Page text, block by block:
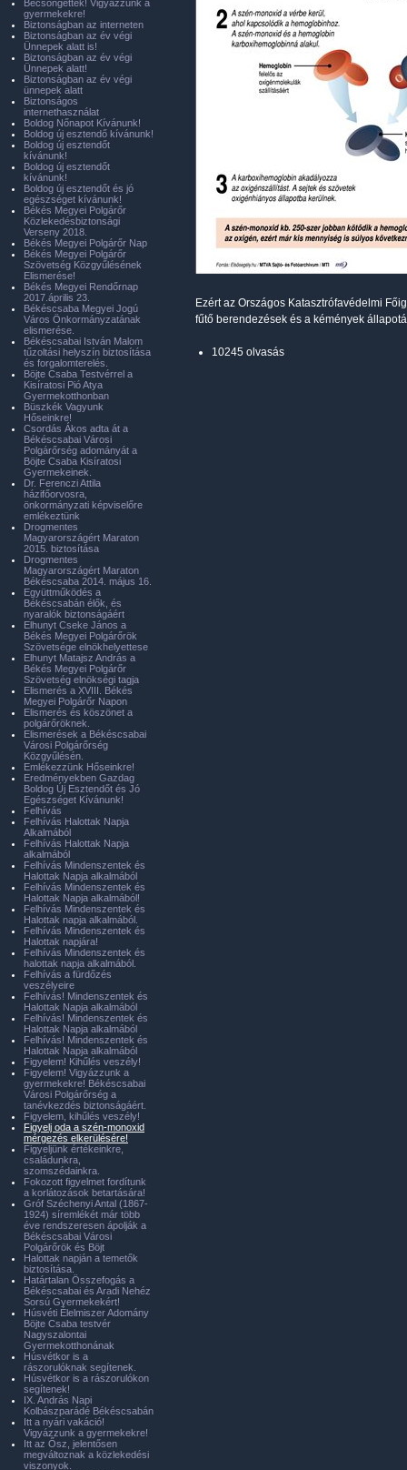
Ezért az Országos Katasztrófavédelmi
fűtő berendezések és a kémények
10245 olvasás
Becsöngettek! Vigyázzunk a
gyermekekre!
Biztonságban az interneten
Biztonságban az év végi
Ünnepek alatt is!
Biztonságban az év végi
Ünnepek alatt!
Biztonságban az év végi
ünnepek alatt
Biztonságos
internethasználat
Boldog Nőnapot Kívánunk!
Boldog új esztendő kívánunk!
Boldog új esztendőt
kívánunk!
Boldog új esztendőt
kívánunk!
Boldog új esztendőt és jó
egészséget kívánunk!
Békés Megyei Polgárőr
Közlekedésbiztonsági
Verseny 2018.
Békés Megyei Polgárőr Nap
Békés Megyei Polgárőr
Szövetség Közgyűlésének
Elismerése!
Békés Megyei Rendőrnap
2017.április 23.
Békéscsaba Megyei Jogú
Város Önkormányzatának
elismerése.
Békéscsabai István Malom
tűzoltási helyszín biztosítása
és forgalomterelés.
Böjte Csaba Testvérrel a
Kisíratosi Pió Atya
Gyermekotthonban
Büszkék Vagyunk
Hőseinkre!
Csordás Ákos adta át a
Békéscsabai Városi
Polgárőrség adományát a
Böjte Csaba Kisíratosi
Gyermekeinek.
Dr. Ferenczi Attila
házifőorvosra,
önkormányzati képviselőre
emlékeztünk
Drogmentes
Magyarországért Maraton
2015. biztosítása
Drogmentes
Magyarországért Maraton
Békéscsaba 2014. május 16.
Együttműködés a
Békéscsabán élők, és
nyaralók biztonságáért
Elhunyt Cseke János a
Békés Megyei Polgárőrök
Szövetsége elnökhelyettese
Elhunyt Matajsz András a
Békés Megyei Polgárőr
Szövetség elnökségi tagja
Elismerés a XVIII. Békés
Megyei Polgárőr Napon
Elismerés és köszönet a
polgárőröknek.
Elismerések a Békéscsabai
Városi Polgárőrség
Közgyűlésén.
Emlékezzünk Hőseinkre!
Eredményekben Gazdag
Boldog Új Esztendőt és Jó
Egészséget Kívánunk!
Felhívás
Felhívás Halottak Napja
Alkalmából
Felhívás Halottak Napja
alkalmából
Felhívás Mindenszentek és
Halottak Napja alkalmából
Felhívás Mindenszentek és
Halottak Napja alkalmából!
Felhívás Mindenszentek és
Halottak napja alkalmából.
Felhívás Mindenszentek és
Halottak napjára!
Felhívás Mindenszentek és
halottak napja alkalmából.
Felhívás a fürdőzés
veszélyeire
Felhívás! Mindenszentek és
Halottak Napja alkalmából
Felhívás! Mindenszentek és
Halottak Napja alkalmából
Felhívás! Mindenszentek és
Halottak Napja alkalmából
Figyelem! Kihűlés veszély!
Figyelem! Vigyázzunk a
gyermekekre! Békéscsabai
Városi Polgárőrség a
tanévkezdés biztonságáért.
Figyelem, kihűlés veszély!
Figyelj oda a szén-monoxid
mérgezés elkerülésére!
Figyeljünk értékeinkre,
családunkra,
szomszédainkra.
Fokozott figyelmet fordítunk
a korlátozások betartására!
Gróf Széchenyi Antal (1867-
1924) síremlékét már több
éve rendszeresen ápolják a
Békéscsabai Városi
Polgárőrök és Böjt
Halottak napján a temetők
biztosítása.
Határtalan Összefogás a
Békéscsabai és Aradi Nehéz
Sorsú Gyermekekért!
Húsvéti Élelmiszer Adomány
Böjte Csaba testvér
Nagyszalontai
Gyermekotthonának
Húsvétkor is a
rászorulóknak segítenek.
Húsvétkor is a rászorulókon
segítenek!
IX. András Napi
Kolbászparádé Békéscsabán
Itt a nyári vakáció!
Vigyázzunk a gyermekekre!
Itt az Ősz, jelentősen
megváltoznak a közlekedési
viszonyok.